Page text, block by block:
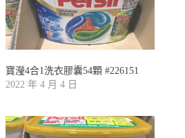
寶瀅4合1洗衣膠囊54顆 #226151
2022 年 4 月 4 日